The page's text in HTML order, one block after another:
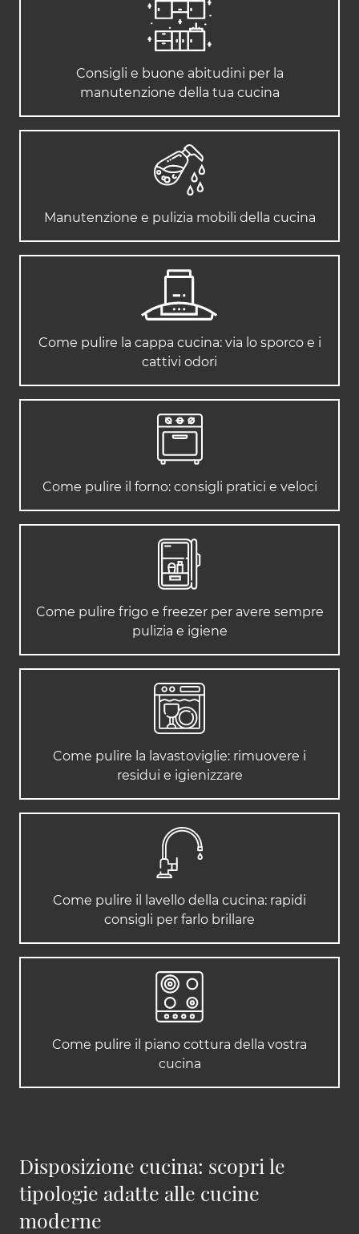
Consigli e buone abitudini per la
manutenzione della tua cucina
Manutenzione e pulizia mobili della cucina
Come pulire la cappa cucina: via lo sporco e i
cattivi odori
Come pulire il forno: consigli pratici e veloci
Come pulire frigo e freezer per avere sempre
pulizia e igiene
Come pulire la lavastoviglie: rimuovere i
residui e igienizzare
Come pulire il lavello della cucina: rapidi
consigli per farlo brillare
Come pulire il piano cottura della vostra
cucina
Disposizione cucina: scopri le
tipologie adatte alle cucine
moderne